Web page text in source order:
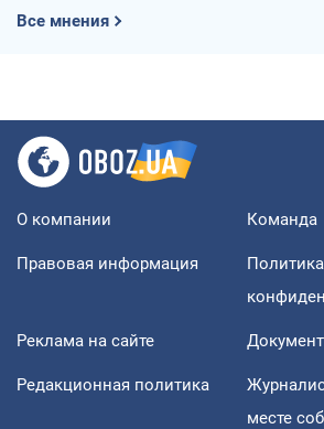
Все мнения
О компании Команда
Правовая информация
Политика
Реклама на сайте
Редакционная политика
месте